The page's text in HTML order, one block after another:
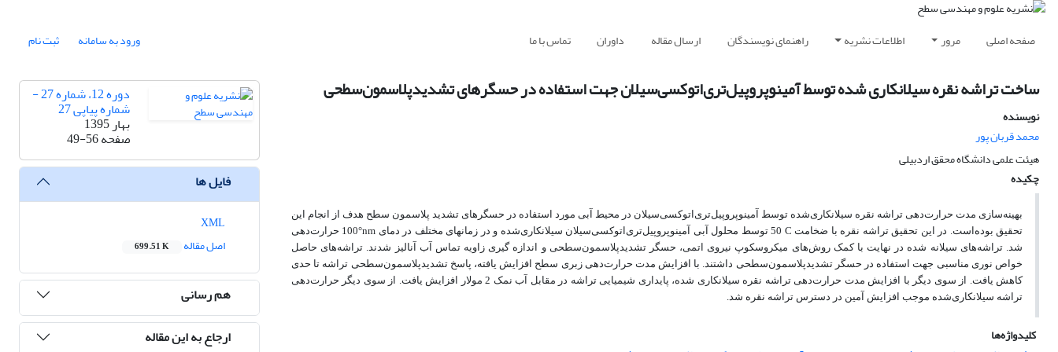
صفحه اصلی مرور اطلاعات نشریه راهنمای نویسندگان ارسال مقاله داوران تماس با ما ورود به سامانه ثبت نام
ساخت تراشه نقره سیلانکاری ‌شده توسط آمینوپروپیل‌تری‌اتوکسی‌سیلان جهت استفاده در حسگرهای تشدید‌پلاسمون‌سطحی
نویسنده
محمد قربان پور
هیئت علمی دانشگاه محقق اردبیلی
چکیده
بهینه‌سازی مدت حرارت‌دهی تراشه نقره سیلانکاری‌شده توسط آمینوپروپیل‌تری‌اتوکسی‌سیلان در محیط آبی مورد استفاده در حسگرهای تشدید پلاسمون سطح هدف از انجام این
تحقیق بوده‌است. در این تحقیق تراشه نقره با ضخامت
nm C
°
100 حرارت‌دهی
شد. تراشه‌های سیلانه شده در نهایت با کمک روش‌های میکروسکوپ نیروی اتمی، حسگر تشدید‌پلاسمون‌سطحی و اندازه گیری زاویه تماس آب آنالیز شدند. تراشه‌های حاصل
خواص نوری مناسبی جهت استفاده در حسگر تشدید‌پلاسمون‌سطحی داشتند. با افزایش مدت حرارت‌دهی زبری سطح افزایش یافته، پاسخ تشدید‌پلاسمون‌سطحی تراشه تا حدی
کاهش یافت. از سوی دیگر با افزایش مدت حرارت‌دهی تراشه نقره سیلانکاری شده، پایداری شیمیایی تراشه در مقابل آب نمک 2 مولار افزایش یافت. از سوی دیگر حرارت‌دهی
تراشه سیلانکاری‌شده موجب افزایش آمین در دسترس تراشه نقره شد.
کلیدواژه‌ها
دوره 12، شماره 27 -
شماره پیاپی 27
بهار 1395
صفحه49-56
فایل ها
اصل مقاله
699.51 K
هم رسانی
ارجاع به این مقاله